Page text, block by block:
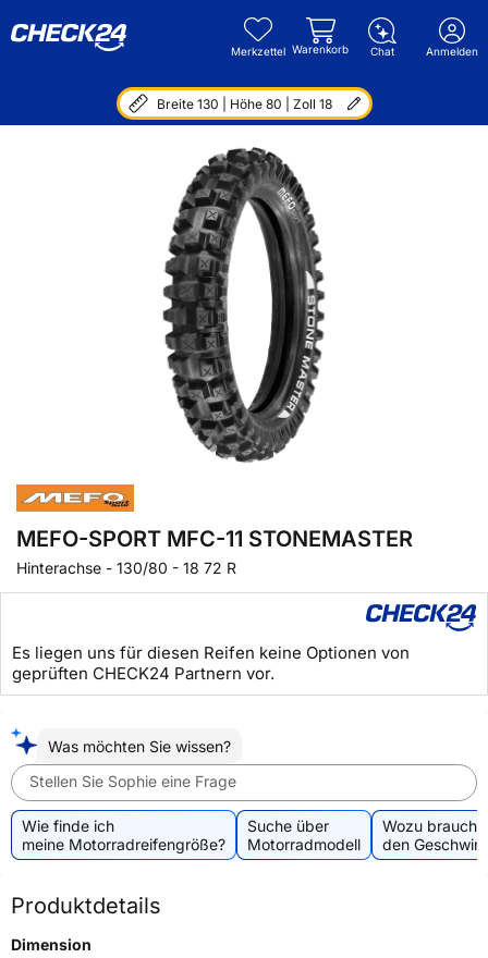
Merkzettel Warenkorb Chat Anmelden
Breite 130 | Höhe 80 | Zoll 18
MEFO-SPORT MFC-11 STONEMASTER
Hinterachse - 130/80 - 18 72 R
Es liegen uns für diesen Reifen keine Optionen von
geprüften CHECK24 Partnern vor.
Was möchten Sie wissen?
Stellen Sie Sophie eine Frage
Wie finde ich
meine Motorradreifengröße?
Suche über
Motorradmodell
Wozu
den
Produktdetails
Dimension